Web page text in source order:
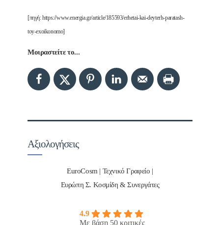
[πηγή: https://www.energia.gr/article/185593/erhetai-kai-deyterh-paratash-
toy-exoikonomo]
Μοιραστείτε το...
Αξιολογήσεις
EuroCosm | Τεχνικό Γραφείο |
Ευρώπη Σ. Κοσμίδη & Συνεργάτες
4.9
Με βάση 50 κριτικές